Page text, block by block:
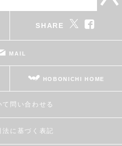
SHARE
MAIL
HOBONICHI HOME
て問い合わせる
法に基づく表記